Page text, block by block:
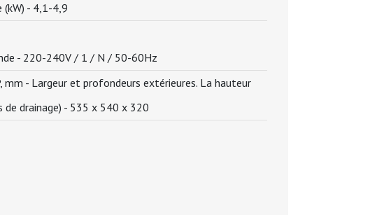
(kW) - 4,1-4,9
- 220-240V / 1 / N / 50-60Hz
mm - Largeur et profondeurs extérieures. La hauteur
de drainage) - 535 x 540 x 320